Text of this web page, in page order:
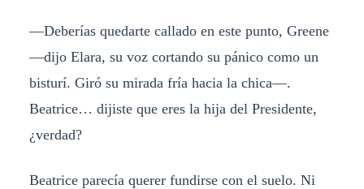
—Deberías quedarte callado en este punto, Greene
—dijo Elara, su voz cortando su pánico como un
bisturí. Giró su mirada fría hacia la chica—.
Beatrice… dijiste que eres la hija del Presidente,
¿verdad?
Beatrice parecía querer fundirse con el suelo. Ni